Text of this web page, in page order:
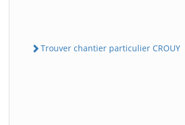
Trouver chantier particulier CROUY